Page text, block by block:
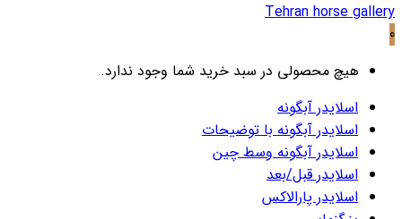
Tehran horse
هیچ محصولی در سبد خرید شما وجود ندارد.
اسلایدر آبگونه
اسلایدر آبگونه با توضیحات
اسلایدر آبگونه وسط چین
اسلایدر قبل/بعد
اسلایدر پارالاکس